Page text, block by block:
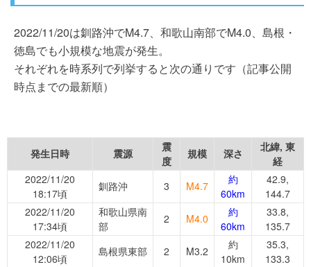
2022/11/20は釧路沖でM4.7、和歌山南部でM4.0、島根・
徳島でも小規模な地震が発生。
それぞれを時系列で列挙すると次の通りです（記事公開
時点までの最新順）
発生日時 震源
震
度
規模 深さ
北緯, 東
経
2022/11/20
18:17頃
釧路沖 3 M4.7
約
60km
42.9,
144.7
2022/11/20
17:34頃
和歌山県南
部
2 M4.0
約
60km
33.8,
135.7
2022/11/20
12:06頃
島根県東部 2 M3.2
約
10km
35.3,
133.3